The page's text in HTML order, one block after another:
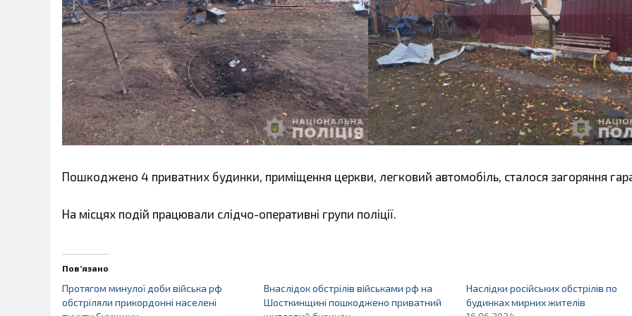
Пошкоджено 4 приватних будинки, приміщення церкви, легковий автомобіль, сталося загоряння
На місцях подій працювали слідчо-оперативні групи поліції.
Пов’язано
Протягом минулої доби війська рф
обстріляли прикордонні населені
Внаслідок обстрілів військами рф на
Шосткинщині пошкоджено приватний
Наслідки російських обстрілів по
будинках мирних жителів